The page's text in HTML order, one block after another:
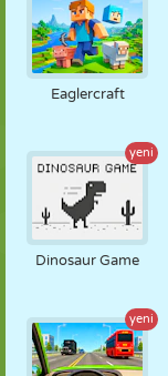
Eaglercraft
yeni
Dinosaur Game
yeni